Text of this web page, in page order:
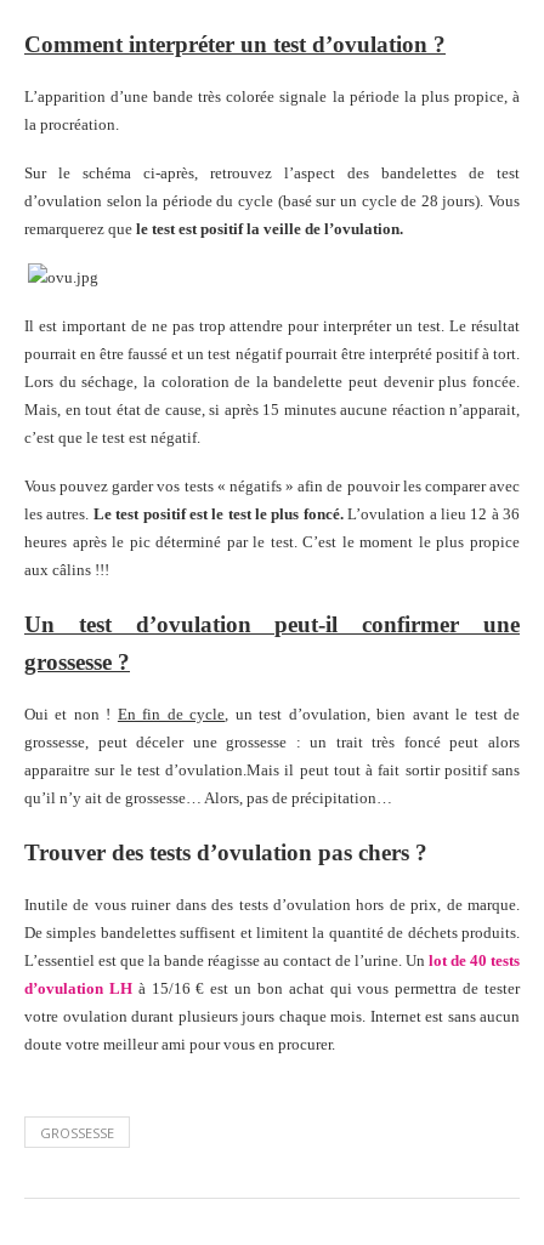
Comment interpréter un test d’ovulation ?
L’apparition d’une bande très colorée signale la période la plus propice, à
la procréation.
Sur le schéma ci-après, retrouvez l’aspect des bandelettes de test
d’ovulation selon la période du cycle (basé sur un cycle de 28 jours). Vous
remarquerez que le test est positif la veille de l’ovulation.
Il est important de ne pas trop attendre pour interpréter un test. Le résultat
pourrait en être faussé et un test négatif pourrait être interprété positif à tort.
Lors du séchage, la coloration de la bandelette peut devenir plus foncée.
Mais, en tout état de cause, si après 15 minutes aucune réaction n’apparait,
c’est que le test est négatif.
Vous pouvez garder vos tests « négatifs » afin de pouvoir les comparer avec
les autres. Le test positif est le test le plus foncé.L’ovulation a lieu 12 à 36
heures après le pic déterminé par le test. C’est le moment le plus propice
aux câlins !!!
Un test d’ovulation peut-il confirmer une
grossesse ?
Oui et non ! En fin de cycle, un test d’ovulation, bien avant le test de
grossesse, peut déceler une grossesse : un trait très foncé peut alors
apparaitre sur le test d’ovulation.Mais il peut tout à fait sortir positif sans
qu’il n’y ait de grossesse… Alors, pas de précipitation…
Trouver des tests d’ovulation pas chers ?
Inutile de vous ruiner dans des tests d’ovulation hors de prix, de marque.
De simples bandelettes suffisent et limitent la quantité de déchets produits.
L’essentiel est que la bande réagisse au contact de l’urine. Un lot de 40 tests
d’ovulation LH à 15/16 € est un bon achat qui vous permettra de tester
votre ovulation durant plusieurs jours chaque mois. Internet est sans aucun
doute votre meilleur ami pour vous en procurer.
GROSSESSE